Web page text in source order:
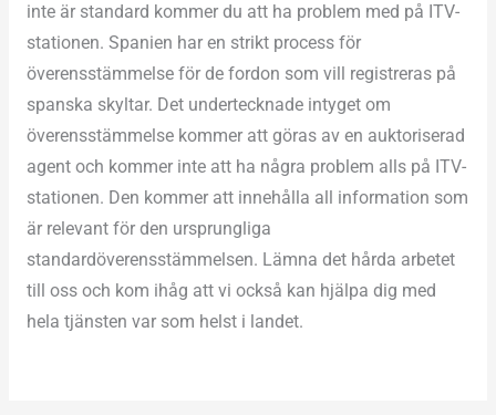
inte är standard kommer du att ha problem med på ITV-
stationen. Spanien har en strikt process för
överensstämmelse för de fordon som vill registreras på
spanska skyltar. Det undertecknade intyget om
överensstämmelse kommer att göras av en auktoriserad
agent och kommer inte att ha några problem alls på ITV-
stationen. Den kommer att innehålla all information som
är relevant för den ursprungliga
standardöverensstämmelsen. Lämna det hårda arbetet
till oss och kom ihåg att vi också kan hjälpa dig med
hela tjänsten var som helst i landet.